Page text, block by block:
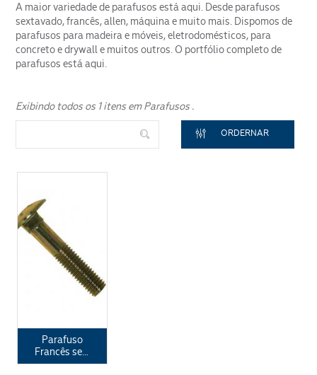
CONTENT
A maior variedade de parafusos está aqui. Desde parafusos
sextavado, francês, allen, máquina e muito mais. Dispomos de
parafusos para madeira e móveis, eletrodomésticos, para
concreto e drywall e muitos outros. O portfólio completo de
parafusos está aqui.
Exibindo todos os 1 itens em Parafusos .
ORDERNAR
Parafuso
Francês sem
Porca ASME
ENVIAR